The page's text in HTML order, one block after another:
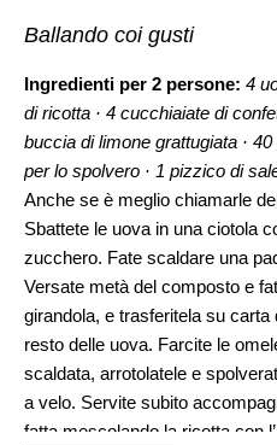
Ballando coi gusti
Ingredienti per 2 persone: 4
di ricotta · 4 cucchiaiate di
buccia di limone grattugiata ·
per lo spolvero · 1 pizzico di
Anche se è meglio chiamarle
Sbattete le uova in una ciotola
zucchero. Fate scaldare una
Versate metà del composto e
girandola, e trasferitela su
resto delle uova. Farcite le
scaldata, arrotolatele e
a velo. Servite subito
fatta mescolando la ricotta con